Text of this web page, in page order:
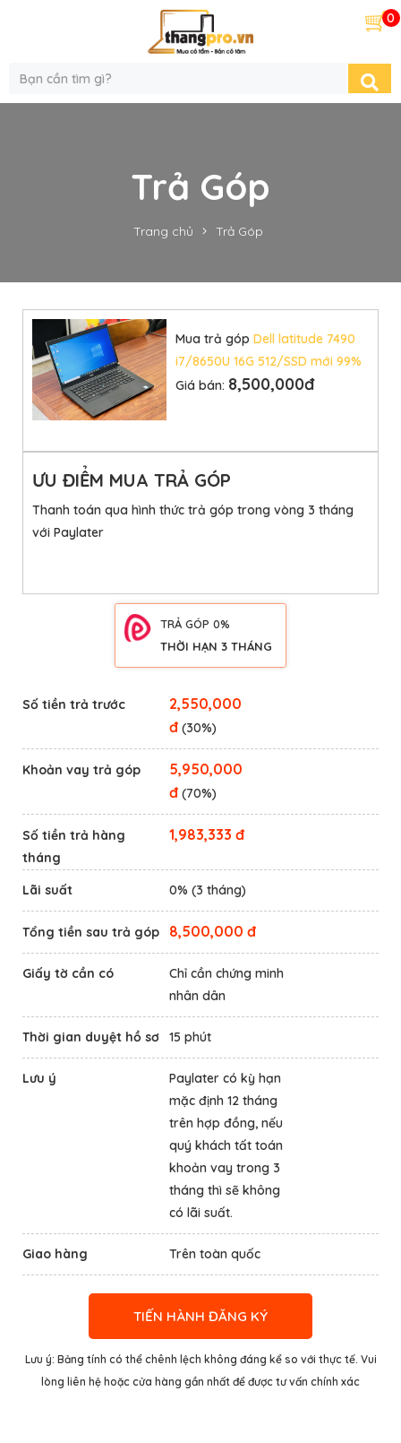
0
Trả Góp
Trang chủ Trả Góp
Mua trả góp Dell latitude 7490
i7/8650U 16G 512/SSD mới 99%
Giá bán: 8,500,000đ
ƯU ĐIỂM MUA TRẢ GÓP
Thanh toán qua hình thức trả góp trong vòng 3 tháng
với Paylater
TRẢ GÓP 0%
THỜI HẠN 3 THÁNG
Số tiền trả trước
2,550,000
đ(30%)
Khoản vay trả góp
5,950,000
đ(70%)
Số tiền trả hàng
tháng
1,983,333 đ
Lãi suất 0% (3 tháng)
Tổng tiền sau trả góp 8,500,000 đ
Giấy tờ cần có
Chỉ cần chứng minh
nhân dân
Thời gian duyệt hồ sơ 15 phút
Lưu ý
Paylater có kỳ hạn
mặc định 12 tháng
trên hợp đồng, nếu
quý khách tất toán
khoản vay trong 3
tháng thì sẽ không
có lãi suất.
Giao hàng Trên toàn quốc
TIẾN HÀNH ĐĂNG KÝ
Lưu ý: Bảng tính có thể chênh lệch không đáng kể so với thực tế. Vui
lòng liên hệ hoặc cửa hàng gần nhất để được tư vấn chính xác